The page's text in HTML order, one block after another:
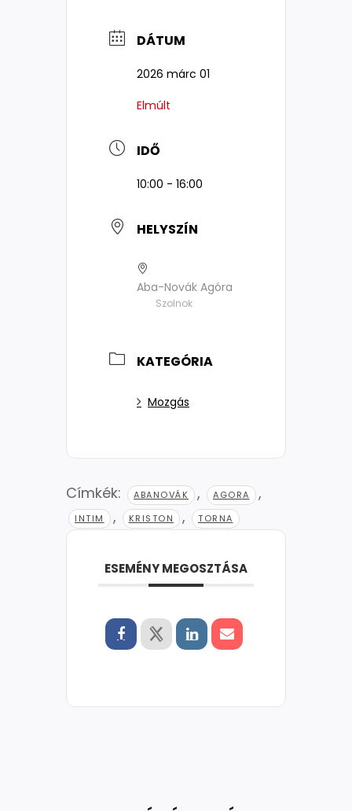
DÁTUM
2026 márc 01
Elmúlt
IDŐ
10:00 - 16:00
HELYSZÍN
Aba-Novák Agóra
Szolnok
KATEGÓRIA
Mozgás
Címkék: ABANOVÁK , AGORA ,
INTIM , KRISTON , TORNA
ESEMÉNY MEGOSZTÁSA